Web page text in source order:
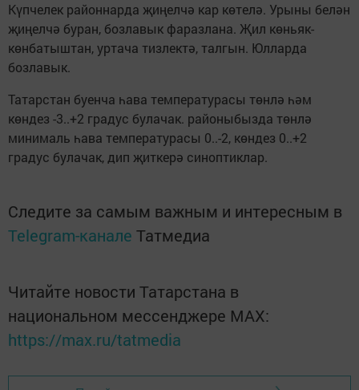
Күпчелек районнарда җиңелчә кар көтелә. Урыны белән
җиңелчә буран, бозлавык фаразлана. Җил көньяк-
көнбатыштан, уртача тизлектә, талгын. Юлларда
бозлавык.
Татарстан буенча һава температурасы төнлә һәм
көндез -3..+2 градус булачак. районыбызда төнлә
минималь һава температурасы 0..-2, көндез 0..+2
градус булачак, дип җиткерә синоптиклар.
Следите за самым важным и интересным в
Telegram-канале Татмедиа
Читайте новости Татарстана в
национальном мессенджере MАХ:
https://max.ru/tatmedia